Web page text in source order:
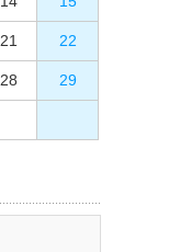
21 22
28 29
25 26